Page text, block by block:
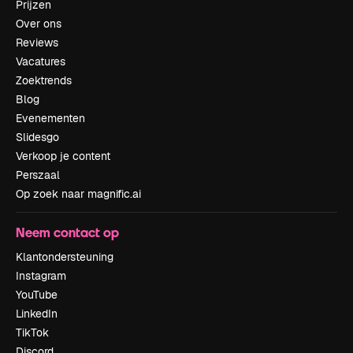
Prijzen
Over ons
Reviews
Vacatures
Zoektrends
Blog
Evenementen
Slidesgo
Verkoop je content
Perszaal
Op zoek naar magnific.ai
Neem contact op
Klantondersteuning
Instagram
YouTube
LinkedIn
TikTok